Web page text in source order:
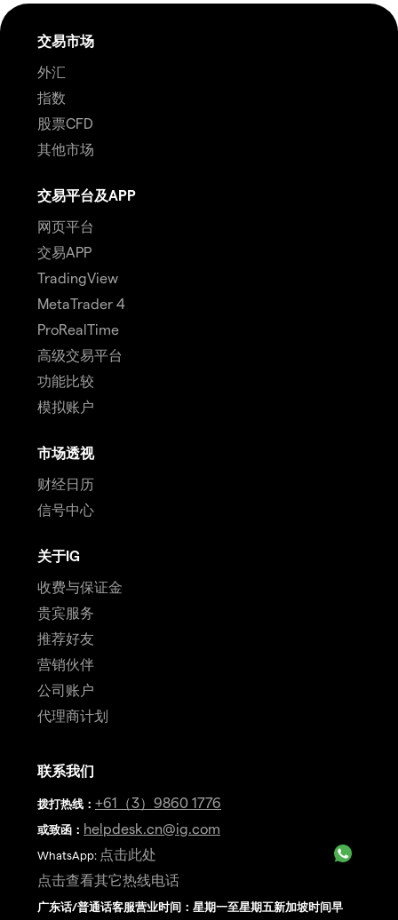
交易市场
外汇
指数
股票CFD
其他市场
交易平台及APP
网页平台
交易APP
TradingView
MetaTrader 4
ProRealTime
高级交易平台
功能比较
模拟账户
市场透视
财经日历
信号中心
关于IG
收费与保证金
贵宾服务
推荐好友
营销伙伴
公司账户
代理商计划
联系我们
拨打热线 ： +61（3）9860 1776
或致函： helpdesk.cn@ig.com
WhatsApp: 点击此处
点击查看其它热线电话
广东话/普通话客服营业时间：星期一至星期五新加坡时间早